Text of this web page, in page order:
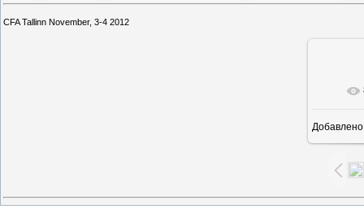
CFA Tallinn November, 3-4 2012
В
Добавлено